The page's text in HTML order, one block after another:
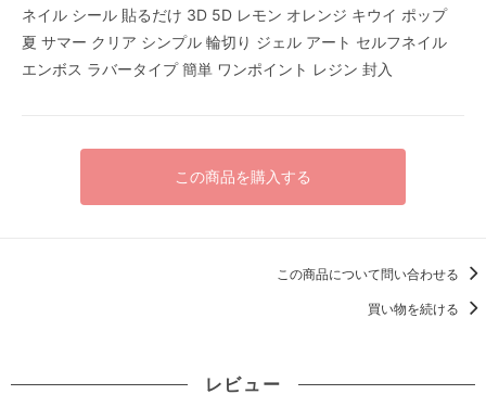
ネイル シール 貼るだけ 3D 5D レモン オレンジ キウイ ポップ
夏 サマー クリア シンプル 輪切り ジェル アート セルフネイル
エンボス ラバータイプ 簡単 ワンポイント レジン 封入
この商品を購入する
この商品について問い合わせる
買い物を続ける
レビュー